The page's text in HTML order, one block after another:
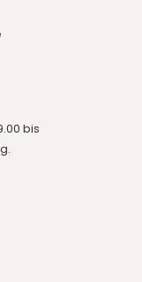
bis